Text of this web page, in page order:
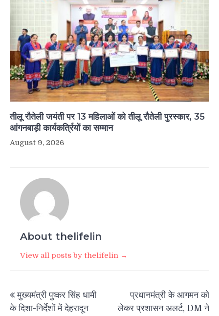
तीलू रौतेली जयंती पर 13 महिलाओं को तीलू रौतेली पुरस्कार, 35
आंगनबाड़ी कार्यकर्त्रियों का सम्मान
August 9, 2026
About thelifelin
View all posts by thelifelin →
navigation
मुख्यमंत्री पुष्कर सिंह धामी
के दिशा-निर्देशों में देहरादून
प्रधानमंत्री के आगमन को
लेकर प्रशासन अलर्ट, DM ने